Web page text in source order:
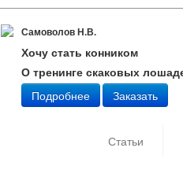
Самоволов Н.В.
Хочу стать конником
О тренинге скаковых
Подробнее
Заказать
Статьи